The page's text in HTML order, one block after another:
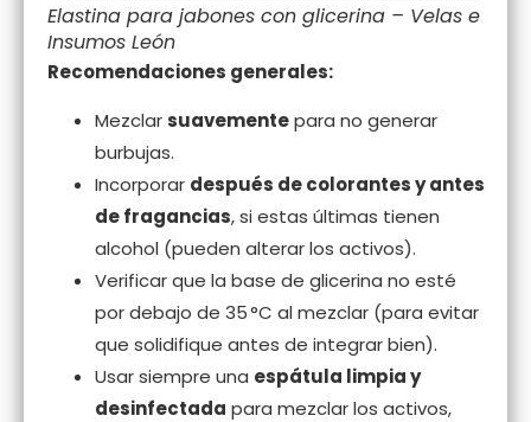
Elastina para jabones con glicerina – Velas e
Insumos León
Recomendaciones generales:
Mezclarsuavementepara no generar
burbujas.
Incorporar después de colorantes y antes
de fragancias, si estas últimas tienen
alcohol (pueden alterar los activos).
Verificar que la base de glicerina no esté
por debajo de 35 °C al mezclar (para evitar
que solidifique antes de integrar bien).
Usar siempre una espátula limpia y
desinfectada para mezclar los activos,